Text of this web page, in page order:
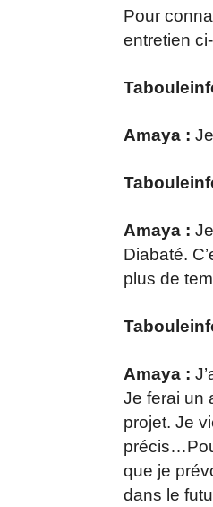
Pour
entretien
Amaya :
Amaya :
Diabaté.
plus de
Amaya :
Je ferai un
projet. Je
que je
dans le